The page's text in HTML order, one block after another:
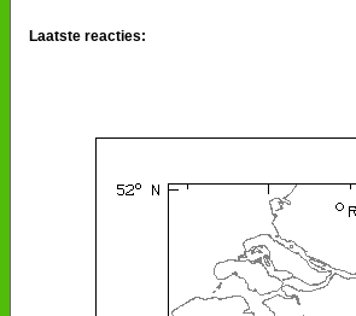
Laatste reacties: